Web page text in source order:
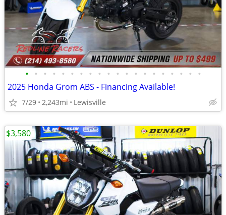
• • • • • • • • • • • • • • • • • • • •
2025 Honda Grom ABS - Financing Available!
7/29 2,243mi Lewisville
$3,580